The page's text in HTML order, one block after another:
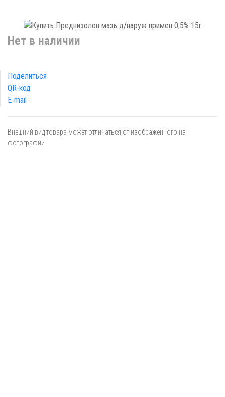
Нет в наличии
Поделиться
QR-код
E-mail
Внешний вид товара может отличаться от изображённого на
фотографии